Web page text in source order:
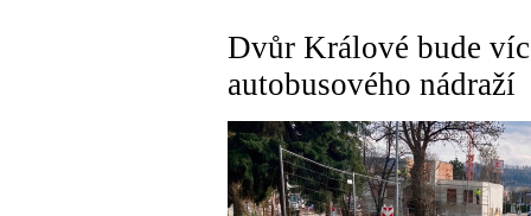
Dvůr Králové bude
autobusového nádraží